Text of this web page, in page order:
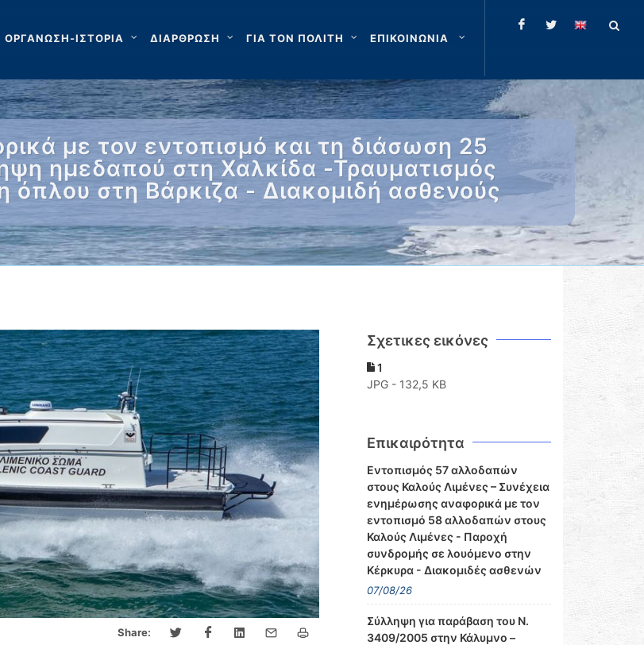
ΟΡΓΑΝΩΣΗ-ΙΣΤΟΡΙΑ ΔΙΑΡΘΡΩΣΗ ΓΙΑ ΤΟΝ ΠΟΛΙΤΗ ΕΠΙΚΟΙΝΩΝΙΑ
με τον εντοπισμό και τη διάσωση 25
ημεδαπού στη Χαλκίδα -Τραυματισμός
στη Βάρκιζα - Διακομιδή ασθενούς
Share:
Σχετικες εικόνες
1
JPG - 132,5 KB
Επικαιρότητα
Εντοπισμός 57 αλλοδαπών
στους Καλούς Λιμένες – Συνέχεια
ενημέρωσης αναφορικά με τον
εντοπισμό 58 αλλοδαπών στους
Καλούς Λιμένες - Παροχή
συνδρομής σε λουόμενο στην
Κέρκυρα - Διακομιδές ασθενών
07/08/26
Σύλληψη για παράβαση του Ν.
3409/2005 στην Κάλυμνο –